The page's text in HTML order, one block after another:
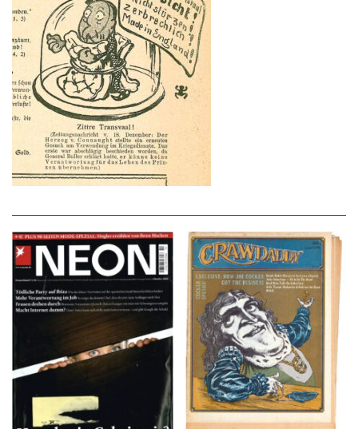
NEON – OKTOBER
2008
Crawdaddy – June/11/72